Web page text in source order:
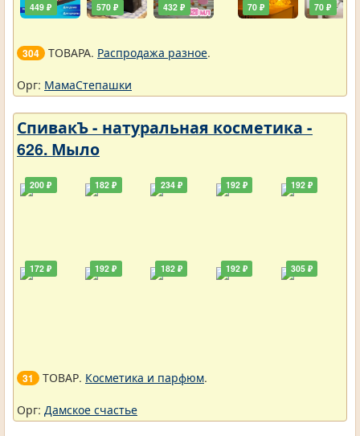
449 ₽ 570 ₽ 432 ₽ 70 ₽ 70 ₽
304 ТОВАРА. Распродажа разное.
Орг: МамаСтепашки
СпивакЪ - натуральная косметика -
626. Мыло
200 ₽
172 ₽
182 ₽
192 ₽
234 ₽
182 ₽
192 ₽
192 ₽
192 ₽
305 ₽
31 ТОВАР. Косметика и парфюм.
Орг: Дамское счастье